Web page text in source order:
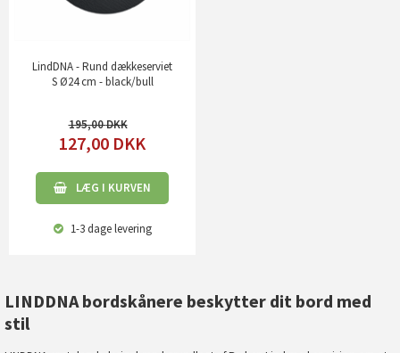
LindDNA - Rund dækkeserviet
S Ø24 cm - black/bull
195,00
127,00 DKK
LÆG I KURVEN
1-3 dagelevering
LINDDNA bordskånere beskytter dit bord med
stil